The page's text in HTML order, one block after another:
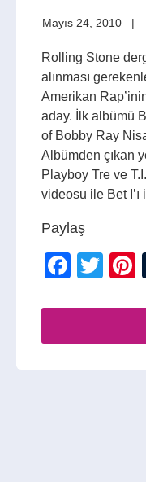
Mayıs 24, 2010
Rolling Stone
alınması
Amerikan
aday. İlk albümü
of Bobby Ray
Albümden çıkan
Playboy Tre ve
videosu ile Bet I’ı
Paylaş